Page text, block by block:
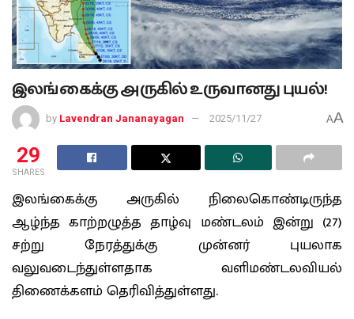
இலங்கைக்கு அருகில் உருவானது புயல்!
by Lavendran Jananayagan 2025/11/27 AA
29
SHARES
இலங்கைக்கு அருகில் நிலைகொண்டிருந்த
ஆழ்ந்த காற்றழுத்த தாழ்வு மண்டலம் இன்று (27)
சற்று நேரத்துக்கு முன்னர் புயலாக
வலுவடைந்துள்ளதாக வளிமண்டலவியல்
திணைக்களம் தெரிவித்துள்ளது.